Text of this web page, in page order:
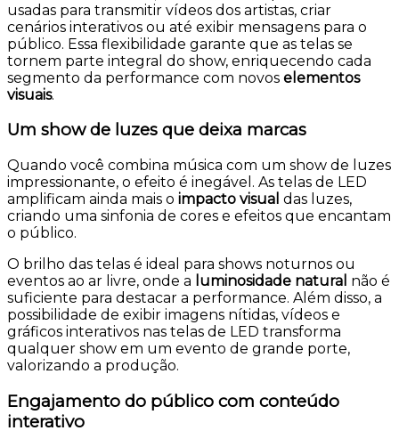
usadas para transmitir vídeos dos artistas, criar
cenários interativos ou até exibir mensagens para o
público. Essa flexibilidade garante que as telas se
tornem parte integral do show, enriquecendo cada
segmento da performance com novos elementos
visuais.
Um show de luzes que deixa marcas
Quando você combina música com um show de luzes
impressionante, o efeito é inegável. As telas de LED
amplificam ainda mais o impacto visual das luzes,
criando uma sinfonia de cores e efeitos que encantam
o público.
O brilho das telas é ideal para shows noturnos ou
eventos ao ar livre, onde a luminosidade natural não é
suficiente para destacar a performance. Além disso, a
possibilidade de exibir imagens nítidas, vídeos e
gráficos interativos nas telas de LED transforma
qualquer show em um evento de grande porte,
valorizando a produção.
Engajamento do público com conteúdo
interativo